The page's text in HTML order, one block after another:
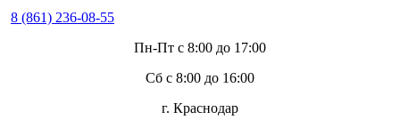
8 (861) 236-08-55
Пн-Пт с 8:00 до 17:00
Сб с 8:00 до 16:00
г. Краснодар